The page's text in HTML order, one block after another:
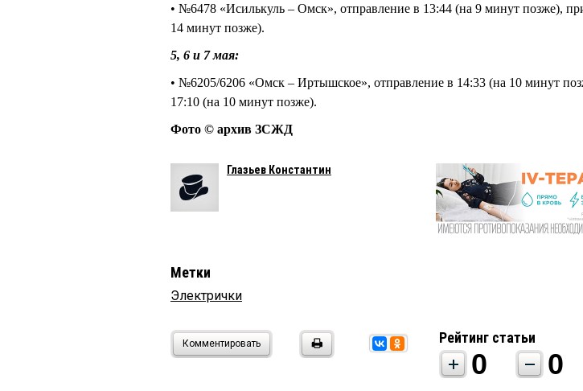
• №6478 «Исилькуль – Омск», отправление в 13:44 (на 9 минут позже),
14 минут позже).
5, 6 и 7 мая:
• №6205/6206 «Омск – Иртышское», отправление в 14:33 (на 10 минут
17:10 (на 10 минут позже).
Фото © архив ЗСЖД
Глазьев Константин
Метки
Электрички
Комментировать Рейтинг статьи
0 0